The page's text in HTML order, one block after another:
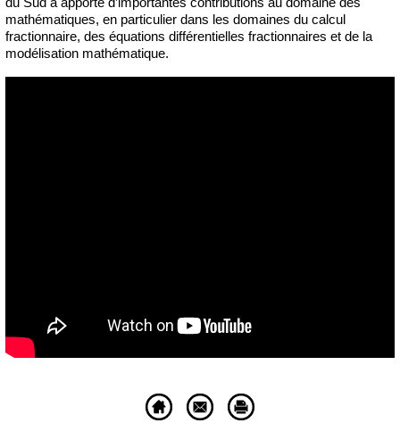
mathématiques, en particulier dans les domaines du calcul
fractionnaire, des équations différentielles fractionnaires et de la
modélisation mathématique.